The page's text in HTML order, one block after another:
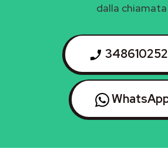
dalla chiamata